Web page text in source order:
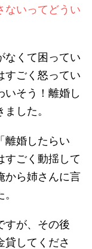
ないってどうい
なくて困ってい
すごく怒ってい
いそう！離婚し
した。
離婚したらい
すごく動揺して
から姉さんに言
すが、その後
貸してくださ